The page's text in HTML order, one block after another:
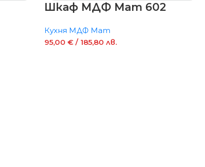
Шкаф МДФ Мат 602
Кухня МДФ Мат
95,00 € / 185,80 лв.